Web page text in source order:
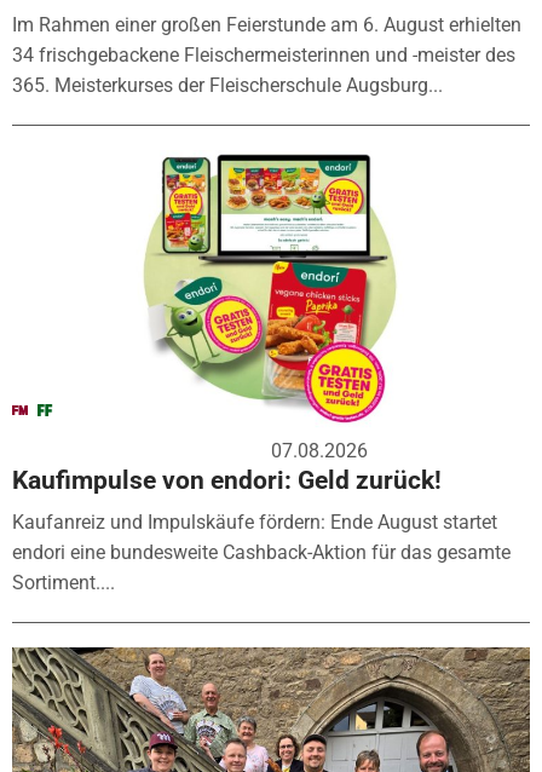
Im Rahmen einer großen Feierstunde am 6. August erhielten
34 frischgebackene Fleischermeisterinnen und -meister des
365. Meisterkurses der Fleischerschule Augsburg...
07.08.2026
Kaufimpulse von endori: Geld zurück!
Kaufanreiz und Impulskäufe fördern: Ende August startet
endori eine bundesweite Cashback-Aktion für das gesamte
Sortiment....